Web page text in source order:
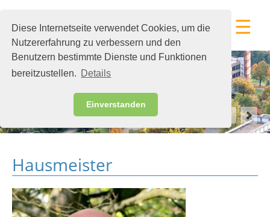
Diese Internetseite verwendet Cookies, um die
Nutzererfahrung zu verbessern und den
Benutzern bestimmte Dienste und Funktionen
bereitzustellen. Details
Einverstanden
☰
Hausmeister